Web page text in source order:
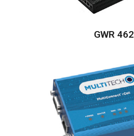
GWR 462